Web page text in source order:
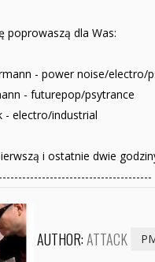
poprowaszą dla Was:
- power noise/electro/
- futurepop/psytrance
- electro/industrial
i ostatnie dwie
AUTHOR:ATTACK